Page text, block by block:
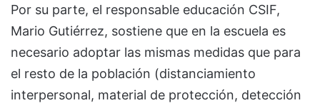
Por su parte, el responsable educación CSIF,
Mario Gutiérrez, sostiene que en la escuela es
necesario adoptar las mismas medidas que para
el resto de la población (distanciamiento
interpersonal, material de protección, detección